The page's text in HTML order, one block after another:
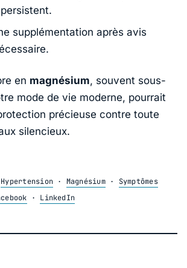
supplémentation après avis
en magnésium, souvent sous-
mode de vie moderne, pourrait
précieuse contre toute
silencieux.
Hypertension · Magnésium· Symptômes
· LinkedIn